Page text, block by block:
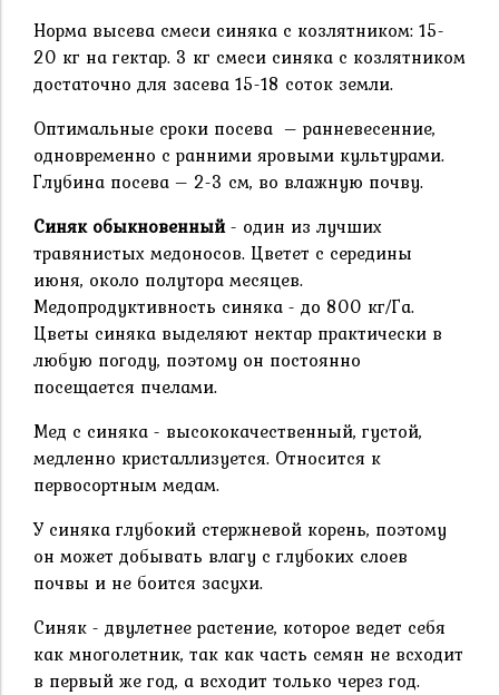
Норма высева смеси синяка с козлятником: 15-
20 кг на гектар. 3 кг смеси синяка с козлятником
достаточно для засева 15-18 соток земли.
Оптимальные сроки посева – ранневесенние,
одновременно с ранними яровыми культурами.
Глубина посева – 2-3 см, во влажную почву.
Синяк обыкновенный- один из лучших
травянистых медоносов. Цветет с середины
июня, около полутора месяцев.
Медопродуктивность синяка - до 800 кг/Га.
Цветы синяка выделяют нектар практически в
любую погоду, поэтому он постоянно
посещается пчелами.
Мед с синяка - высококачественный, густой,
медленно кристаллизуется. Относится к
первосортным медам.
У синяка глубокий стержневой корень, поэтому
он может добывать влагу с глубоких слоев
почвы и не боится засухи.
Синяк - двулетнее растение, которое ведет себя
как многолетник, так как часть семян не всходит
в первый же год, а всходит только через год.